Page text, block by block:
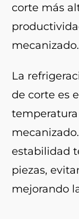
corte más
mecanizado.
La
de corte es
estabilidad
piezas,
mejorando